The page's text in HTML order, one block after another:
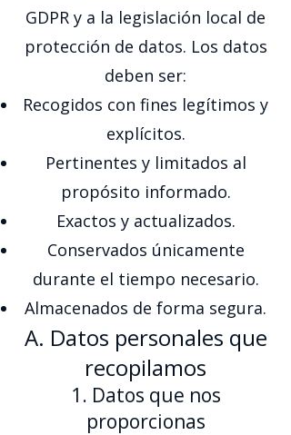
GDPR y a la legislación local de
protección de datos. Los datos
deben ser:
Recogidos con fines legítimos y
explícitos.
Pertinentes y limitados al
propósito informado.
Exactos y actualizados.
Conservados únicamente
durante el tiempo necesario.
Almacenados de forma segura.
A. Datos personales que
recopilamos
1. Datos que nos
proporcionas